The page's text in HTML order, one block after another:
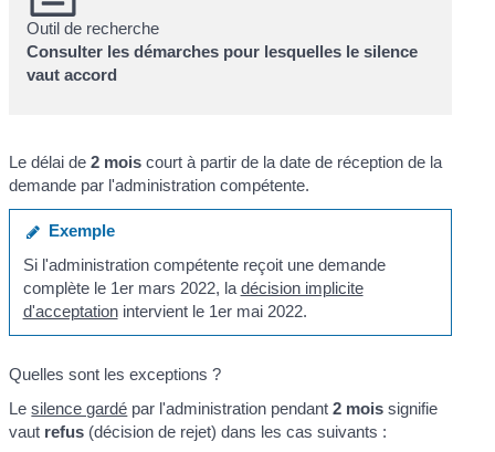
Outil de recherche
Consulter les démarches pour lesquelles le silence
vaut accord
Le délai de2 mois court à partir de la date de réception de la
demande par l'administration compétente.
Exemple
Si l'administration compétente reçoit une demande
complète le 1ermars 2022, la décision implicite
d'acceptationintervient le 1ermai 2022.
Quelles sont les exceptions ?
Lesilence gardé par l'administration pendant2 mois signifie
vaut refus (décision de rejet) dans les cas suivants :